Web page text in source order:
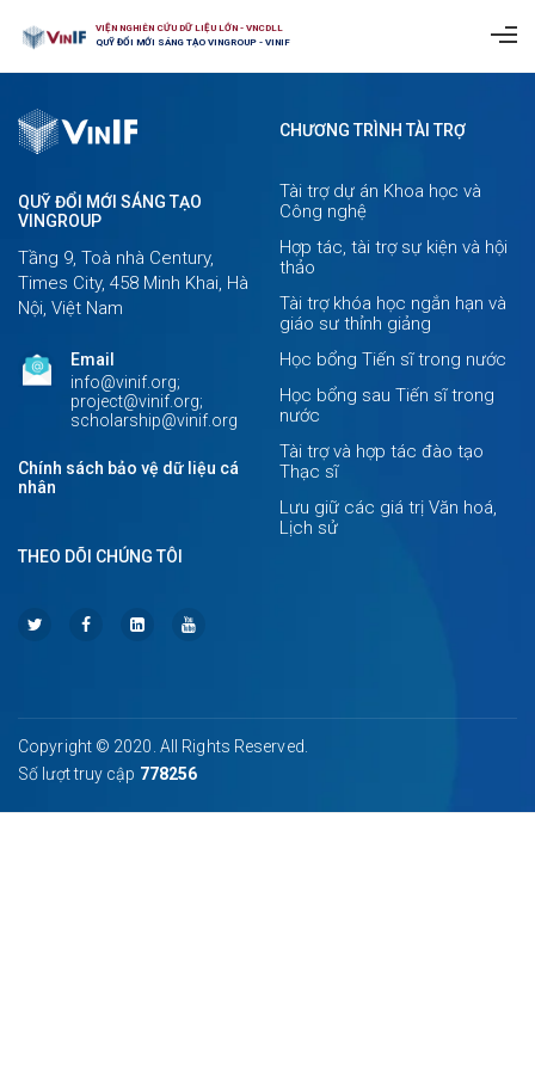
VIỆN NGHIÊN CỨU DỮ LIỆU LỚN - VNCDLL
QUỸ ĐỔI MỚI SÁNG TẠO VINGROUP - VINIF
QUỸ ĐỔI MỚI SÁNG TẠO
VINGROUP
Tầng 9, Toà nhà Century,
Times City, 458 Minh Khai, Hà
Nội, Việt Nam
Email
info@vinif.org;
project@vinif.org;
scholarship@vinif.org
Chính sách bảo vệ dữ liệu cá
nhân
CHƯƠNG TRÌNH TÀI TRỢ
Tài trợ dự án Khoa học và
Công nghệ
Hợp tác, tài trợ sự kiện và hội
thảo
Tài trợ khóa học ngắn hạn và
giáo sư thỉnh giảng
Học bổng Tiến sĩ trong nước
Học bổng sau Tiến sĩ trong
nước
Tài trợ và hợp tác đào tạo
Thạc sĩ
Lưu giữ các giá trị Văn hoá,
Lịch sử
THEO DÕI CHÚNG TÔI
Copyright © 2020. All Rights Reserved.
Số lượt truy cập 778256